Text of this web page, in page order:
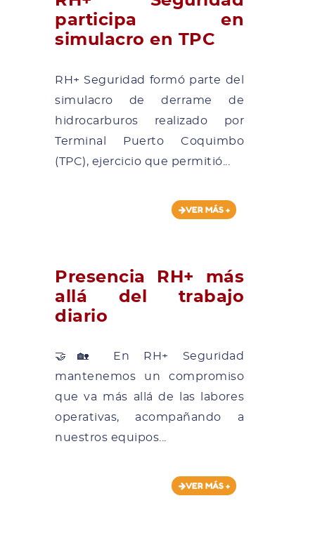
participa en
simulacro en TPC
RH+ Seguridad formó parte del
simulacro de derrame de
hidrocarburos realizado por
Terminal Puerto Coquimbo
(TPC), ejercicio que permitió...
VER MÁS +
Presencia RH+ más
allá del trabajo
diario
🤝🏡 En RH+ Seguridad
mantenemos un compromiso
que va más allá de las labores
operativas, acompañando a
nuestros equipos...
VER MÁS +